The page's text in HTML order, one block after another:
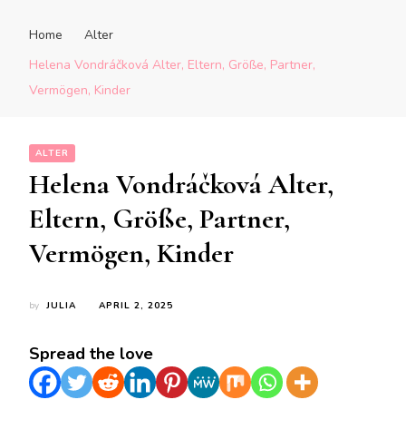
Home
Alter
Helena Vondráčková Alter, Eltern, Größe, Partner,
Vermögen, Kinder
ALTER
Helena Vondráčková Alter,
Eltern, Größe, Partner,
Vermögen, Kinder
by JULIA APRIL 2, 2025
Spread the love